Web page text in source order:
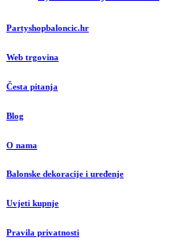
Partyshopbaloncic.hr
Web trgovina
Česta pitanja
Blog
O nama
Balonske dekoracije i uređenje
Uvjeti kupnje
Pravila privatnosti